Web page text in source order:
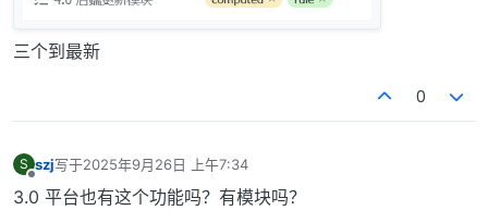
三个到最新
0
S szj写于2025年9月26日 上午7:34
最后由 编辑
3.0 平台也有这个功能吗？有模块吗？